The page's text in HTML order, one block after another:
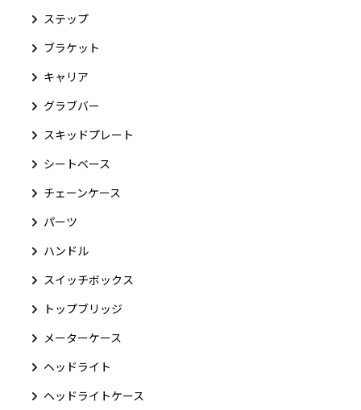
ステップ
ブラケット
キャリア
グラブバー
スキッドプレート
シートベース
チェーンケース
パーツ
ハンドル
スイッチボックス
トップブリッジ
メーターケース
ヘッドライト
ヘッドライトケース